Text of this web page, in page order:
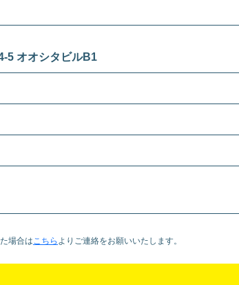
5 オオシタビルB1
場合はこちら より ご連絡をお願いいたします。